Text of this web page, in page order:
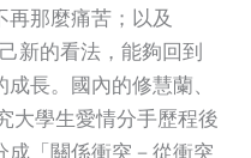
那麼痛苦；以及
新的看法，能夠回到
長。國內的修慧蘭、
大學生愛情分手歷程後
「關係衝突－從衝突